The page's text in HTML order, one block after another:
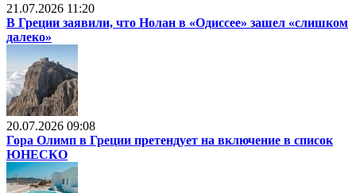
21.07.2026 11:20
В Греции заявили, что Нолан в «Одиссее» зашел «слишком
далеко»
20.07.2026 09:08
Гора Олимп в Греции претендует на включение в список
ЮНЕСКО